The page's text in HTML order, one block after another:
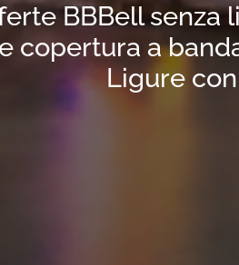
BBBell senza
copertura a
Ligure